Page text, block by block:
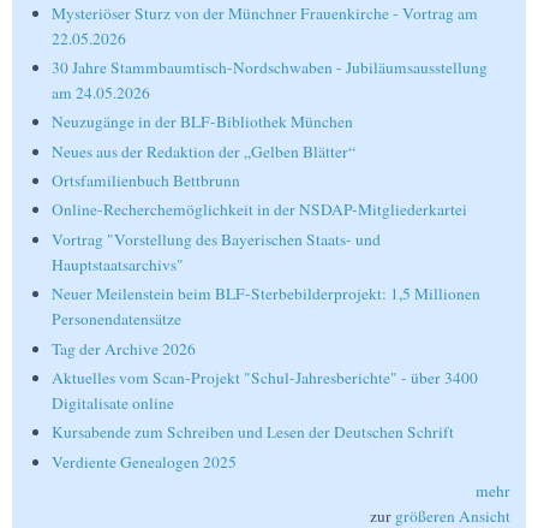
Mysteriöser Sturz von der Münchner Frauenkirche - Vortrag am
22.05.2026
30 Jahre Stammbaumtisch-Nordschwaben - Jubiläumsausstellung
am 24.05.2026
Neuzugänge in der BLF-Bibliothek München
Neues aus der Redaktion der „Gelben Blätter“
Ortsfamilienbuch Bettbrunn
Online-Recherchemöglichkeit in der NSDAP-Mitgliederkartei
Vortrag "Vorstellung des Bayerischen Staats- und
Hauptstaatsarchivs"
Neuer Meilenstein beim BLF-Sterbebilderprojekt: 1,5 Millionen
Personendatensätze
Tag der Archive 2026
Aktuelles vom Scan-Projekt "Schul-Jahresberichte" - über 3400
Digitalisate online
Kursabende zum Schreiben und Lesen der Deutschen Schrift
Verdiente Genealogen 2025
mehr
zur größeren Ansicht